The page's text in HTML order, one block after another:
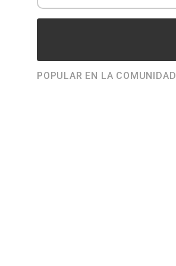
POPULAR EN LA COMUNIDAD